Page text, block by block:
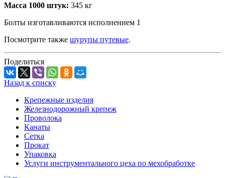
Масса 1000 штук: 345 кг
Болты изготавливаются исполнением 1
Посмотрите также шурупы путевые.
Поделиться
Назад к списку
Крепежные изделия
Железнодорожный крепеж
Проволока
Канаты
Сетка
Прокат
Упаковка
Услуги инструментального цеха по мехобработке